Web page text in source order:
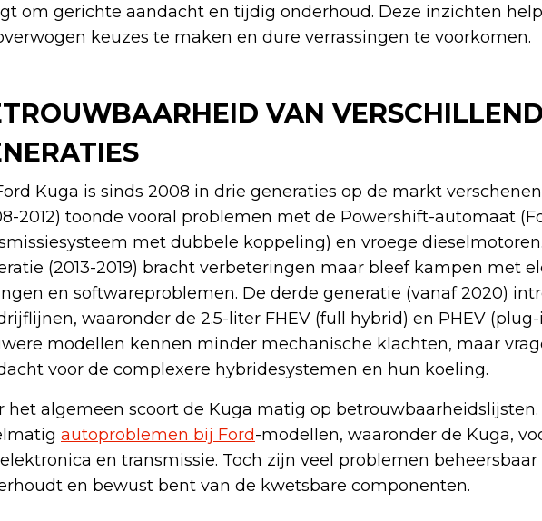
om gerichte aandacht en tijdig onderhoud. Deze inzichten
keuzes te maken en dure verrassingen te voorkomen.
VAN
Kuga is sinds 2008 in drie generaties op de markt
2012) toonde vooral problemen met de Powershift-automaat
met dubbele koppeling) en vroege
(2013-2019) bracht verbeteringen maar bleef kampen met
en softwareproblemen. De derde generatie (vanaf 2020)
waaronder de 2.5-liter FHEV (full hybrid) en PHEV
modellen kennen minder mechanische klachten, maar
voor de complexere hybridesystemen en hun koeling.
het algemeen scoort de Kuga matig op
autoproblemen bij Ford-modellen, waaronder de Kuga,
en transmissie. Toch zijn veel problemen
en bewust bent van de kwetsbare componenten.